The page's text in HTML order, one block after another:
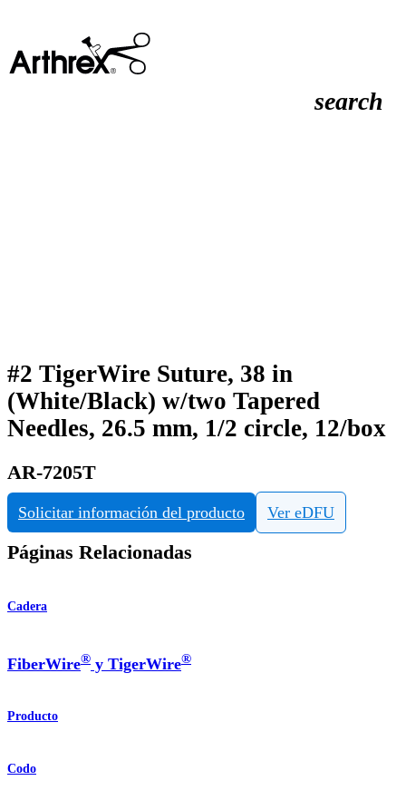
search
#2 TigerWire Suture, 38 in
(White/Black) w/two Tapered
Needles, 26.5 mm, 1/2 circle, 12/box
AR-7205T
Solicitar información del producto Ver eDFU
Páginas Relacionadas
Cadera
FiberWire® y TigerWire®
Producto
Codo